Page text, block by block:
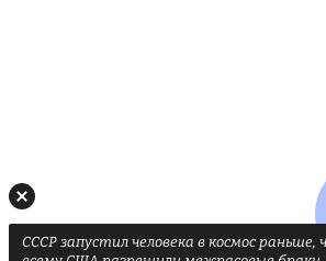
СССР запустил человека в космос раньше,